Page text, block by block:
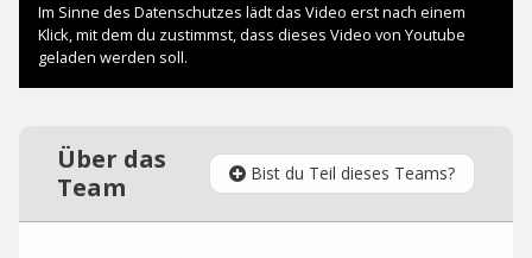
Über das
Team
Bist du Teil dieses Teams?